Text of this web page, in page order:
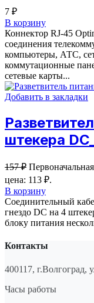
7 ₽
В корзину
Коннектор RJ-45
соединения
компьютеры, АТС,
коммутационные
сетевые карты...
Добавить в закладки
штекера
157₽
цена: 113 ₽.
В корзину
Соединительный
гнездо DC на 4
блоку питания
Контакты
400117, г.Волгоград,
Часы работы